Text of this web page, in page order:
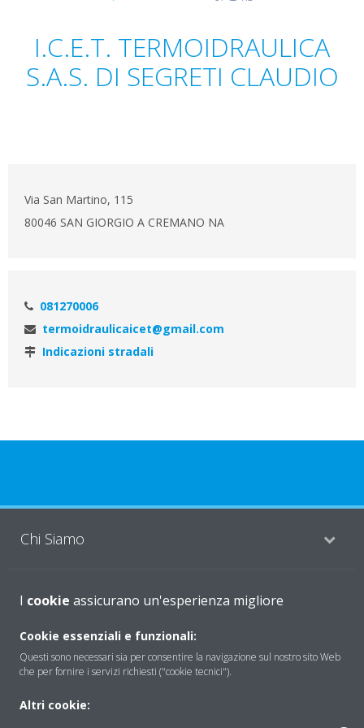
I.C.E.T. TERMOIDRAULICA
S.A.S. DI SEGRETI CLAUDIO
Via San Martino, 115
80046 SAN GIORGIO A CREMANO NA
081270006
termoidraulicaicet@gmail.com
Indicazioni stradali
Chi Siamo
Soluzioni
Contattaci
Periodo di supporto definito
I cookie assicurano un'esperienza migliore
Cookie essenziali e funzionali:
Questi sono necessari sia per consentire la navigazione sul nostro sito Web
che per fornire i servizi richiesti ("cookie tecnici").
Altri cookie: